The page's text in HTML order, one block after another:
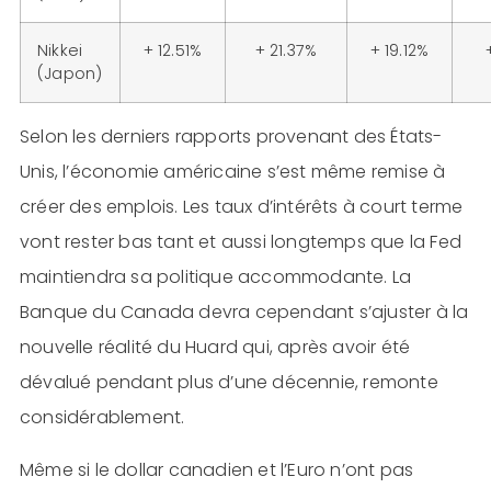
Nikkei
(Japon)
+ 12.51% + 21.37% + 19.12%
Selon les derniers rapports provenant des États-
Unis, l’économie américaine s’est même remise à
créer des emplois. Les taux d’intérêts à court terme
vont rester bas tant et aussi longtemps que la Fed
maintiendra sa politique accommodante. La
Banque du Canada devra cependant s’ajuster à la
nouvelle réalité du Huard qui, après avoir été
dévalué pendant plus d’une décennie, remonte
considérablement.
Même si le dollar canadien et l’Euro n’ont pas